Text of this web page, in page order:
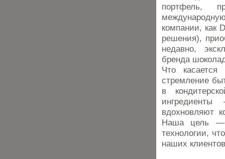
портфель,
компании, как
решения),
недавно,
бренда
Что
стремление
в
вдохновляют
Наша цель —
технологии,
наших